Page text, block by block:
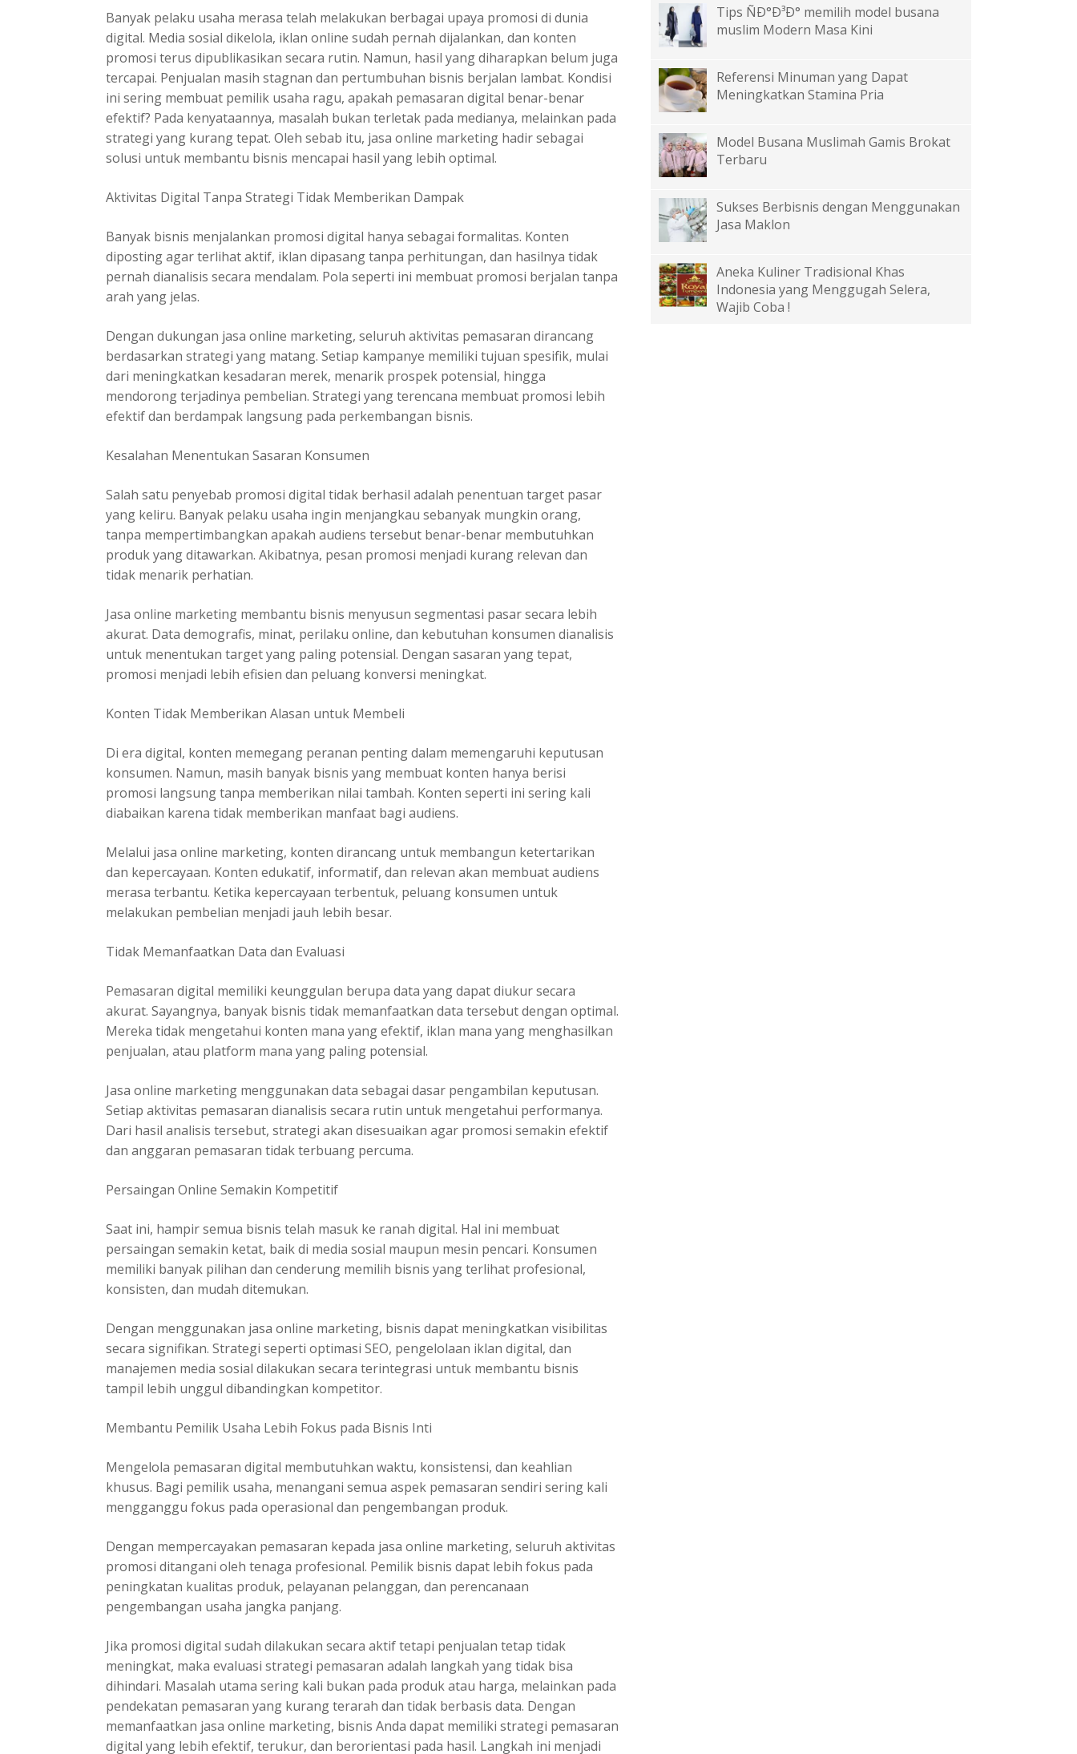
Banyak pelaku usaha merasa telah melakukan berbagai upaya promosi di dunia
digital. Media sosial dikelola, iklan online sudah pernah dijalankan, dan konten
promosi terus dipublikasikan secara rutin. Namun, hasil yang diharapkan belum juga
tercapai. Penjualan masih stagnan dan pertumbuhan bisnis berjalan lambat. Kondisi
ini sering membuat pemilik usaha ragu, apakah pemasaran digital benar-benar
efektif? Pada kenyataannya, masalah bukan terletak pada medianya, melainkan pada
strategi yang kurang tepat. Oleh sebab itu, jasa online marketing hadir sebagai
solusi untuk membantu bisnis mencapai hasil yang lebih optimal.
Aktivitas Digital Tanpa Strategi Tidak Memberikan Dampak
Banyak bisnis menjalankan promosi digital hanya sebagai formalitas. Konten
diposting agar terlihat aktif, iklan dipasang tanpa perhitungan, dan hasilnya tidak
pernah dianalisis secara mendalam. Pola seperti ini membuat promosi berjalan tanpa
arah yang jelas.
Dengan dukungan jasa online marketing, seluruh aktivitas pemasaran dirancang
berdasarkan strategi yang matang. Setiap kampanye memiliki tujuan spesifik, mulai
dari meningkatkan kesadaran merek, menarik prospek potensial, hingga
mendorong terjadinya pembelian. Strategi yang terencana membuat promosi lebih
efektif dan berdampak langsung pada perkembangan bisnis.
Kesalahan Menentukan Sasaran Konsumen
Salah satu penyebab promosi digital tidak berhasil adalah penentuan target pasar
yang keliru. Banyak pelaku usaha ingin menjangkau sebanyak mungkin orang,
tanpa mempertimbangkan apakah audiens tersebut benar-benar membutuhkan
produk yang ditawarkan. Akibatnya, pesan promosi menjadi kurang relevan dan
tidak menarik perhatian.
Jasa online marketing membantu bisnis menyusun segmentasi pasar secara lebih
akurat. Data demografis, minat, perilaku online, dan kebutuhan konsumen dianalisis
untuk menentukan target yang paling potensial. Dengan sasaran yang tepat,
promosi menjadi lebih efisien dan peluang konversi meningkat.
Konten Tidak Memberikan Alasan untuk Membeli
Di era digital, konten memegang peranan penting dalam memengaruhi keputusan
konsumen. Namun, masih banyak bisnis yang membuat konten hanya berisi
promosi langsung tanpa memberikan nilai tambah. Konten seperti ini sering kali
diabaikan karena tidak memberikan manfaat bagi audiens.
Melalui jasa online marketing, konten dirancang untuk membangun ketertarikan
dan kepercayaan. Konten edukatif, informatif, dan relevan akan membuat audiens
merasa terbantu. Ketika kepercayaan terbentuk, peluang konsumen untuk
melakukan pembelian menjadi jauh lebih besar.
Tidak Memanfaatkan Data dan Evaluasi
Pemasaran digital memiliki keunggulan berupa data yang dapat diukur secara
akurat. Sayangnya, banyak bisnis tidak memanfaatkan data tersebut dengan optimal.
Mereka tidak mengetahui konten mana yang efektif, iklan mana yang menghasilkan
penjualan, atau platform mana yang paling potensial.
Jasa online marketing menggunakan data sebagai dasar pengambilan keputusan.
Setiap aktivitas pemasaran dianalisis secara rutin untuk mengetahui performanya.
Dari hasil analisis tersebut, strategi akan disesuaikan agar promosi semakin efektif
dan anggaran pemasaran tidak terbuang percuma.
Persaingan Online Semakin Kompetitif
Saat ini, hampir semua bisnis telah masuk ke ranah digital. Hal ini membuat
persaingan semakin ketat, baik di media sosial maupun mesin pencari. Konsumen
memiliki banyak pilihan dan cenderung memilih bisnis yang terlihat profesional,
konsisten, dan mudah ditemukan.
Dengan menggunakan jasa online marketing, bisnis dapat meningkatkan visibilitas
secara signifikan. Strategi seperti optimasi SEO, pengelolaan iklan digital, dan
manajemen media sosial dilakukan secara terintegrasi untuk membantu bisnis
tampil lebih unggul dibandingkan kompetitor.
Membantu Pemilik Usaha Lebih Fokus pada Bisnis Inti
Mengelola pemasaran digital membutuhkan waktu, konsistensi, dan keahlian
khusus. Bagi pemilik usaha, menangani semua aspek pemasaran sendiri sering kali
mengganggu fokus pada operasional dan pengembangan produk.
Dengan mempercayakan pemasaran kepada jasa online marketing, seluruh aktivitas
promosi ditangani oleh tenaga profesional. Pemilik bisnis dapat lebih fokus pada
peningkatan kualitas produk, pelayanan pelanggan, dan perencanaan
pengembangan usaha jangka panjang.
Jika promosi digital sudah dilakukan secara aktif tetapi penjualan tetap tidak
meningkat, maka evaluasi strategi pemasaran adalah langkah yang tidak bisa
dihindari. Masalah utama sering kali bukan pada produk atau harga, melainkan pada
pendekatan pemasaran yang kurang terarah dan tidak berbasis data. Dengan
memanfaatkan jasa online marketing, bisnis Anda dapat memiliki strategi pemasaran
digital yang lebih efektif, terukur, dan berorientasi pada hasil. Langkah ini menjadi
Tips ÑÐ°Ð³Ð° memilih model busana
muslim Modern Masa Kini
Referensi Minuman yang Dapat
Meningkatkan Stamina Pria
Model Busana Muslimah Gamis Brokat
Terbaru
Sukses Berbisnis dengan Menggunakan
Jasa Maklon
Aneka Kuliner Tradisional Khas
Indonesia yang Menggugah Selera,
Wajib Coba !